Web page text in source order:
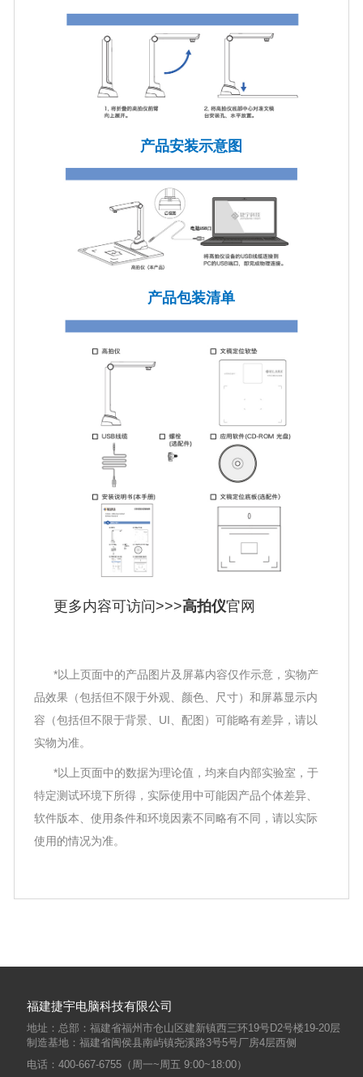
产品安装示意图
产品包装清单
更多内容可访问>>>高拍仪官网
*以上页面中的产品图片及屏幕内容仅作示意，实物产
品效果（包括但不限于外观、颜色、尺寸）和屏幕显示内
容（包括但不限于背景、UI、配图）可能略有差异，请以
实物为准。
*以上页面中的数据为理论值，均来自内部实验室，于
特定测试环境下所得，实际使用中可能因产品个体差异、
软件版本、使用条件和环境因素不同略有不同，请以实际
使用的情况为准。
福建捷宇电脑科技有限公司
地址：总部：福建省福州市仓山区建新镇西三环19号D2号楼19-20层
制造基地：福建省闽侯县南屿镇尧溪路3号5号厂房4层西侧
电话：400-667-6755（周一~周五 9:00~18:00）